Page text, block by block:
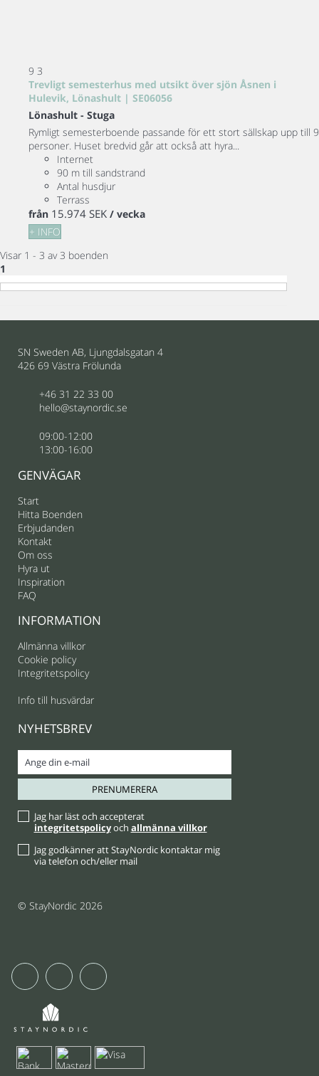
9 3
Trevligt semesterhus med utsikt över sjön Åsnen i
Hulevik, Lönashult | SE06056
Lönashult - Stuga
Rymligt semesterboende passande för ett stort sällskap upp till 9
personer. Huset bredvid går att också att hyra...
Internet
90 m till sandstrand
Antal husdjur
Terrass
från 15.974 SEK / vecka
+ INFO
Visar 1 - 3 av 3 boenden
1
SN Sweden AB, Ljungdalsgatan 4
426 69 Västra Frölunda
+46 31 22 33 00
hello@staynordic.se
09:00-12:00
13:00-16:00
GENVÄGAR
Start
Hitta Boenden
Erbjudanden
Kontakt
Om oss
Hyra ut
Inspiration
FAQ
INFORMATION
Allmänna villkor
Cookie policy
Integritetspolicy
Info till husvärdar
NYHETSBREV
Jag har läst och accepterat
integritetspolicyoch allmänna villkor
Jag godkänner att StayNordic kontaktar mig
via telefon och/eller mail
© StayNordic 2026